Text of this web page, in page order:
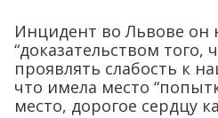
Инцидент во Львове он
“доказательством того,
проявлять слабость к
что имела место
место, дорогое сердцу